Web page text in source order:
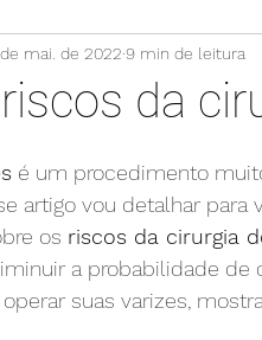
má circulação varizes
nas pernas
da
mai. de 2022 9 min de leitura
é um procedimento
artigo vou detalhar para
os riscos da cirurgia
a probabilidade
suas varizes,